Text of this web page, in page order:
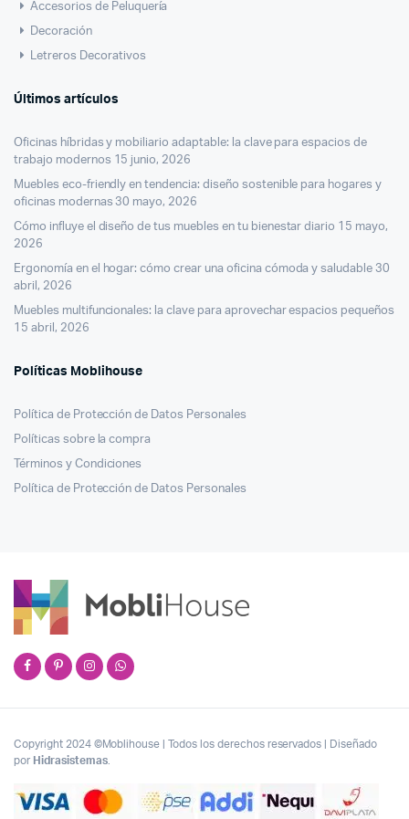
Accesorios de Peluquería
Decoración
Letreros Decorativos
Últimos artículos
Oficinas híbridas y mobiliario adaptable: la clave para espacios de
trabajo modernos 15 junio, 2026
Muebles eco-friendly en tendencia: diseño sostenible para hogares y
oficinas modernas 30 mayo, 2026
Cómo influye el diseño de tus muebles en tu bienestar diario 15 mayo,
2026
Ergonomía en el hogar: cómo crear una oficina cómoda y saludable 30
abril, 2026
Muebles multifuncionales: la clave para aprovechar espacios pequeños
15 abril, 2026
Políticas Moblihouse
Política de Protección de Datos Personales
Políticas sobre la compra
Términos y Condiciones
Política de Protección de Datos Personales
Copyright 2024 ©Moblihouse | Todos los derechos reservados | Diseñado
por Hidrasistemas.